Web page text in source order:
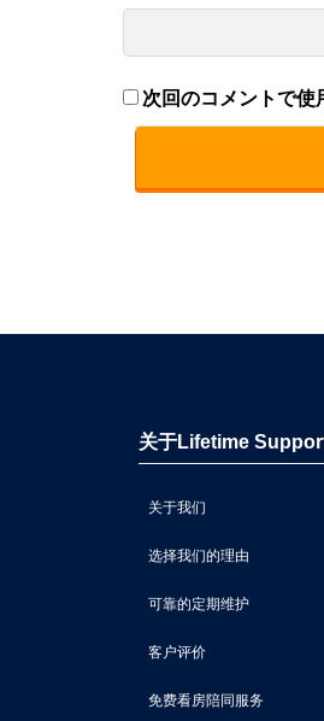
次回のコメントで使
关于Lifetime
关于我们
选择我们的理由
可靠的定期维护
客户评价
免费看房陪同服务